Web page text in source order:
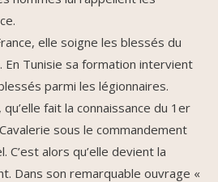
elle soigne les blessés du
Tunisie sa formation intervient
parmi les légionnaires.
fait la connaissance du 1er
sous le commandement
C’est alors qu’elle devient la
Dans son remarquable ouvrage «